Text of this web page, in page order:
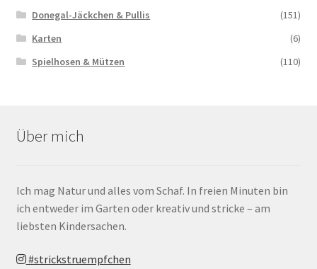
Donegal-Jäckchen & Pullis
(151)
Karten
(6)
Spielhosen & Mützen
(110)
Über mich
Ich mag Natur und alles vom Schaf. In freien Minuten bin
ich entweder im Garten oder kreativ und stricke – am
liebsten Kindersachen.
#strickstruempfchen